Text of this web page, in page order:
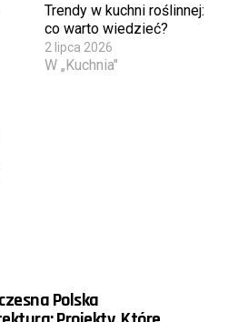
Trendy w kuchni roślinnej:
co warto wiedzieć?
2 lipca 2026
W „Kuchnia"
Polska